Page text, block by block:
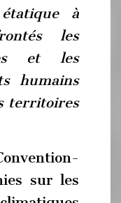
à
les
et les
humains
territoires
sur les